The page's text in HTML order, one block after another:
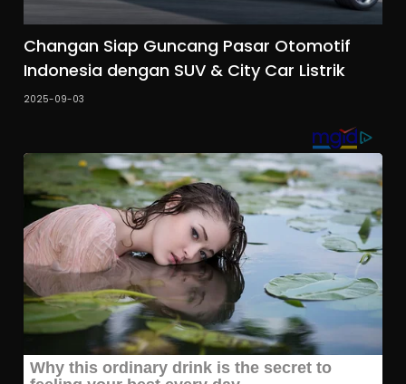
Changan Siap Guncang Pasar Otomotif
Indonesia dengan SUV & City Car Listrik
2025-09-03